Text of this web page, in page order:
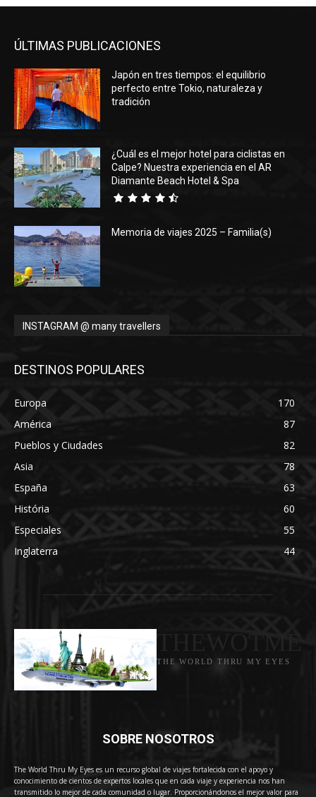
ÚLTIMAS PUBLICACIONES
Japón en tres tiempos: el equilibrio
perfecto entre Tokio, naturaleza y
tradición
¿Cuál es el mejor hotel para ciclistas en
Calpe? Nuestra experiencia en el AR
Diamante Beach Hotel & Spa
Memoria de viajes 2025 – Familia(s)
INSTAGRAM @ many travellers
DESTINOS POPULARES
Europa
170
América
87
Pueblos y Ciudades
82
Asia
78
España
63
História
60
Especiales
55
Inglaterra
44
THE WORLD THRU MY EYES
SOBRE NOSOTROS
The World Thru My Eyes es un recurso global de viajes fortalecida con el apoyo y
conocimiento de cientos de expertos locales que en cada viaje y experiencia nos han
transmitido lo mejor de cada comunidad o lugar. Proporcionándonos el mejor valor para